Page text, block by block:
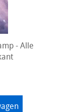
- Alle